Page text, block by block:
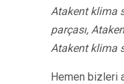
Atakent klima
parçası,
Atakent klima
Hemen bizleri